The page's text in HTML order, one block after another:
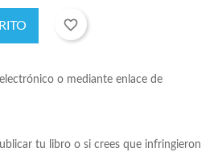
favorite_border
o mediante enlace de
tu libro o si crees que infringieron